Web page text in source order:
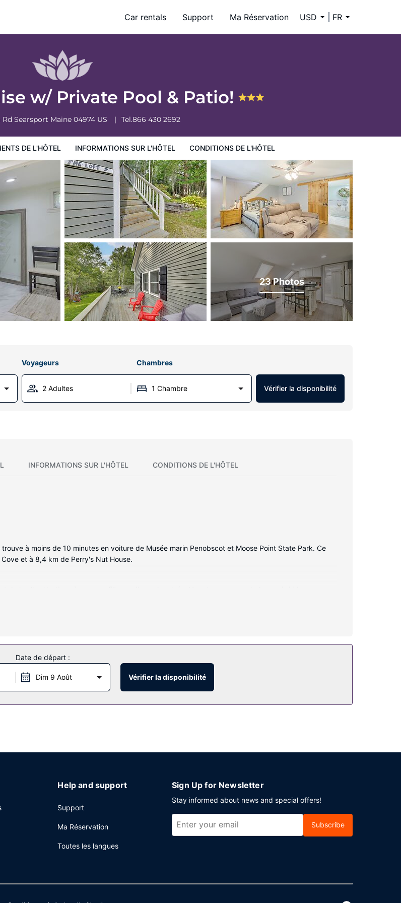
Car rentals Support Ma Réservation USD FR
w/ Private Pool & Patio!
Rd Searsport Maine 04974 US Tel.866 430 2692
DE L'HÔTEL INFORMATIONS SUR L'HÔTEL CONDITIONS DE L'HÔTEL
23 Photos
Voyageurs Chambres
2 Adultes 1 Chambre Vérifier la disponibilité
INFORMATIONS SUR L'HÔTEL CONDITIONS DE L'HÔTEL
à moins de 10 minutes en voiture de Musée marin Penobscot et Moose Point State Park. Ce
et à 8,4 km de Perry's Nut House.
micro-ondes. Parmi les petits plus, vous trouverez sur place une machine à laver et un
Date de départ :
Dim 9 Août Vérifier la disponibilité
Help and support
Support
Ma Réservation
Toutes les langues
Sign Up for Newsletter
Stay informed about news and special offers!
Subscribe